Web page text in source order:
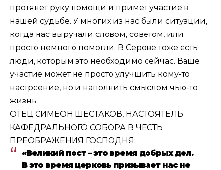
протянет руку помощи и примет участие в
нашей судьбе. У многих из нас были ситуации,
когда нас выручали словом, советом, или
просто немного помогли. В Серове тоже есть
люди, которым это необходимо сейчас. Ваше
участие может не просто улучшить кому-то
настроение, но и наполнить смыслом чью-то
жизнь.
ОТЕЦ СИМЕОН ШЕСТАКОВ, НАСТОЯТЕЛЬ
КАФЕДРАЛЬНОГО СОБОРА В ЧЕСТЬ
ПРЕОБРАЖЕНИЯ ГОСПОДНЯ:
«Великий пост – это время добрых дел.
В это время церковь призывает нас не